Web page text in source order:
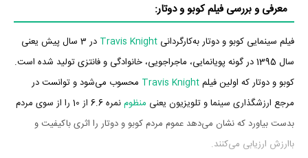
معرفی و بررسی فیلم کوبو و دوتار:
فیلم سینمایی کوبو و دوتار به‌کارگردانی Travis Knight
در 3 سال پیش یعنی
سال 1395 در گونه پویانمایی، ماجراجویی، خانوادگی و فانتزی تولید شده است.
کوبو و دوتار که اولین فیلمTravis Knight محسوب می‌شود و توانست در
مرجع ارزشگذاری سینما و تلویزیون یعنی منظوم
نمره 6.6 از 10 را از سوی مردم
بدست بیاورد که نشان می‌دهد عموم مردم کوبو و دوتار را اثری باکیفیت و
باارزش ارزیابی می‌کنند.